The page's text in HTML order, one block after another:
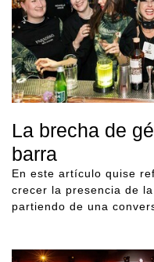
La brecha de
barra
En este artículo quise
crecer la presencia de
partiendo de una